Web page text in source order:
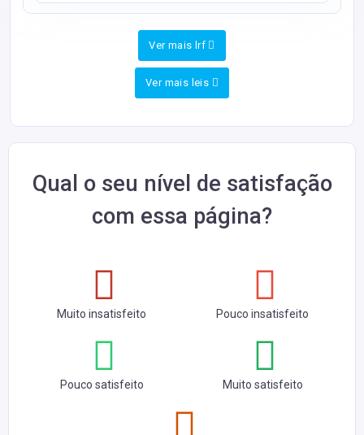
Ver mais lrf
Ver mais leis
Qual o seu nível de satisfação
com essa página?
Muito insatisfeito Pouco insatisfeito
Pouco satisfeito Muito satisfeito